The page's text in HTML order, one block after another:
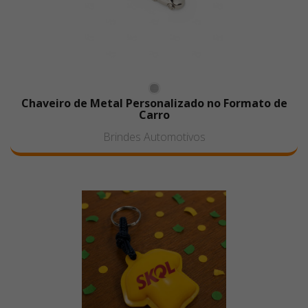
Chaveiro de Metal Personalizado no Formato de
Carro
Brindes Automotivos